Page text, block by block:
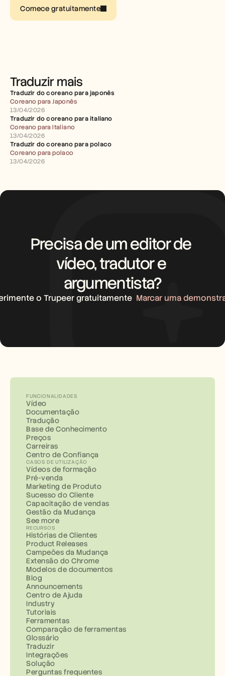
Comece gratuitamente
Traduzir mais
Traduzir do coreano para japonês
Coreano para Japonês
13/04/2026
Traduzir do coreano para italiano
Coreano para Italiano
13/04/2026
Traduzir do coreano para polaco
Coreano para polaco
13/04/2026
Precisa de um editor de
vídeo, tradutor e
argumentista?
o Trupeer gratuitamente Marcar uma
FUNCIONALIDADES
Vídeo
Documentação
Tradução
Base de Conhecimento
Preços
Carreiras
Centro de Confiança
CASOS DE UTILIZAÇÃO
Vídeos de formação
Pré-venda
Marketing de Produto
Sucesso do Cliente
Capacitação de vendas
Gestão da Mudança
See more
RECURSOS
Histórias de Clientes
Product Releases
Campeões da Mudança
Extensão do Chrome
Modelos de documentos
Blog
Announcements
Centro de Ajuda
Industry
Tutoriais
Ferramentas
Comparação de ferramentas
Glossário
Traduzir
Integrações
Solução
Perguntas frequentes
Carreiras